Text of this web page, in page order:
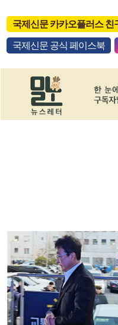
국제신문 카카오플러스 친
국제신문 공식 페이스북